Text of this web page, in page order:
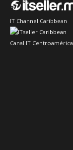
IT Channel Caribbean
Canal IT Centroamérica